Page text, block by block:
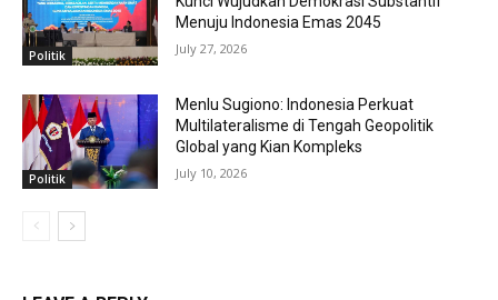
Politik
Menuju Indonesia Emas 2045
July 27, 2026
Politik
Menlu Sugiono: Indonesia Perkuat
Multilateralisme di Tengah Geopolitik
Global yang Kian Kompleks
July 10, 2026